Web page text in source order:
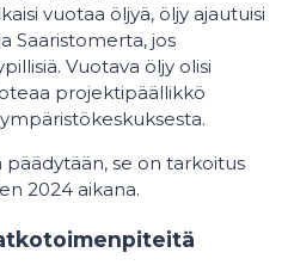
vuotaa öljyä, öljy ajautuisi
Saaristomerta, jos
Vuotava öljy olisi
projektipäällikkö
se on tarkoitus
2024 aikana.